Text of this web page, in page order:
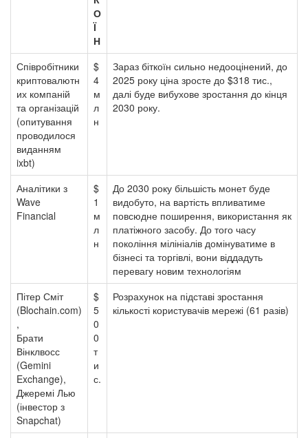
О
Ї
Н
Співробітники
криптовалютн
их компаній
та організацій
(опитування
проводилося
виданням
ixbt)
$
4
м
л
н
Зараз біткоїн сильно недооцінений, до
2025 року ціна зросте до $318 тис.,
далі буде вибухове зростання до кінця
2030 року.
Аналітики з
Wave
Financial
$
1
м
л
н
До 2030 року більшість монет буде
видобуто, на вартість впливатиме
повсюдне поширення, використання як
платіжного засобу. До того часу
покоління мілініалів домінуватиме в
бізнесі та торгівлі, вони віддадуть
перевагу новим технологіям
Пітер Сміт
(Blochain.com)
,
Брати
Вінклвосс
(Gemini
Exchange),
Джеремі Лью
(інвестор з
Snapchat)
$
5
0
0
т
и
с.
Розрахунок на підставі зростання
кількості користувачів мережі (61 разів)